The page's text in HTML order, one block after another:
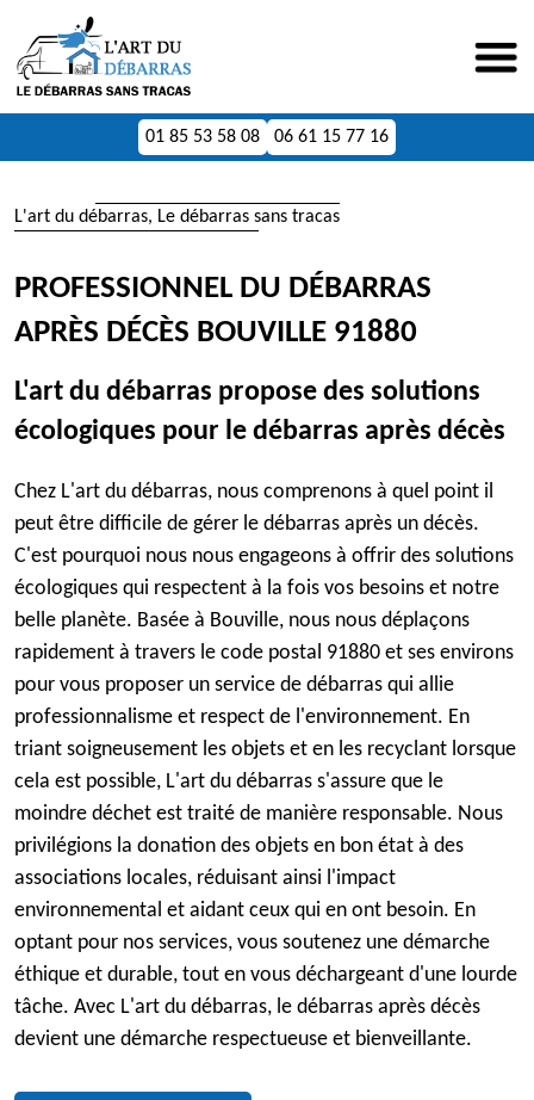
01 85 53 58 08 06 61 15 77 16
L'art du débarras, Le débarras sans tracas
PROFESSIONNEL DU DÉBARRAS
APRÈS DÉCÈS BOUVILLE 91880
L'art du débarras propose des solutions
écologiques pour le débarras après décès
Chez L'art du débarras, nous comprenons à quel point il
peut être difficile de gérer le débarras après un décès.
C'est pourquoi nous nous engageons à offrir des solutions
écologiques qui respectent à la fois vos besoins et notre
belle planète. Basée à Bouville, nous nous déplaçons
rapidement à travers le code postal 91880 et ses environs
pour vous proposer un service de débarras qui allie
professionnalisme et respect de l'environnement. En
triant soigneusement les objets et en les recyclant lorsque
cela est possible, L'art du débarras s'assure que le
moindre déchet est traité de manière responsable. Nous
privilégions la donation des objets en bon état à des
associations locales, réduisant ainsi l'impact
environnemental et aidant ceux qui en ont besoin. En
optant pour nos services, vous soutenez une démarche
éthique et durable, tout en vous déchargeant d'une lourde
tâche. Avec L'art du débarras, le débarras après décès
devient une démarche respectueuse et bienveillante.